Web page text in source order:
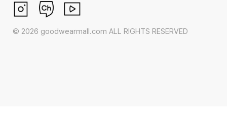
© 2026 goodwearmall.com ALL RIGHTS RESERVED